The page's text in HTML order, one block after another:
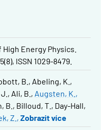
Energy Physics.
ISSN 1029-8479.
B.
Abeling, K.
Ali, B.
Augsten, K.
B.
Billoud, T.
Day-Hall,
Z. Zobrazit více